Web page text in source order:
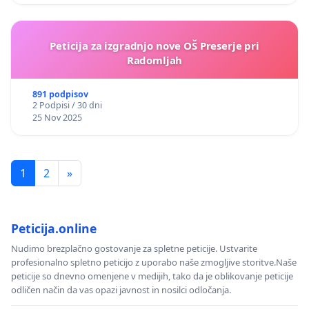
Peticija za izgradnjo nove OŠ Preserje pri
Radomljah
891 podpisov
2 Podpisi / 30 dni
25 Nov 2025
1 2 »
Peticija.online
Nudimo brezplačno gostovanje za spletne peticije. Ustvarite
profesionalno spletno peticijo z uporabo naše zmogljive storitve.Naše
peticije so dnevno omenjene v medijih, tako da je oblikovanje peticije
odličen način da vas opazi javnost in nosilci odločanja.